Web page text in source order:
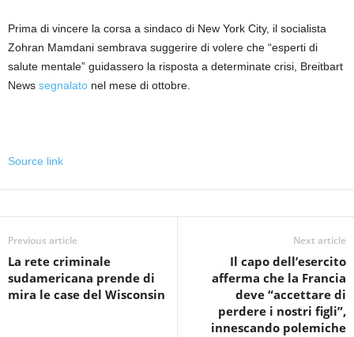
Prima di vincere la corsa a sindaco di New York City, il socialista
Zohran Mamdani sembrava suggerire di volere che “esperti di
salute mentale” guidassero la risposta a determinate crisi, Breitbart
News segnalato nel mese di ottobre.
Source link
Previous article
La rete criminale
sudamericana prende di
mira le case del Wisconsin
Next article
Il capo dell’esercito
afferma che la Francia
deve “accettare di
perdere i nostri figli”,
innescando polemiche